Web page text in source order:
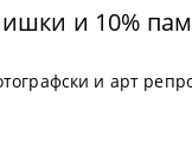
и 10%
и арт